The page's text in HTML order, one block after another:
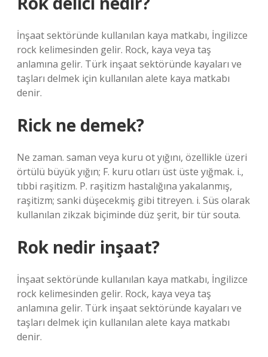
İnşaat sektöründe kullanılan kaya matkabı, İngilizce
rock kelimesinden gelir. Rock, kaya veya taş
anlamına gelir. Türk inşaat sektöründe kayaları ve
taşları delmek için kullanılan alete kaya matkabı
denir.
Rick ne demek?
Ne zaman. saman veya kuru ot yığını, özellikle üzeri
örtülü büyük yığın; F. kuru otları üst üste yığmak. i.,
tıbbi raşitizm. P. raşitizm hastalığına yakalanmış,
raşitizm; sanki düşecekmiş gibi titreyen. i. Süs olarak
kullanılan zikzak biçiminde düz şerit, bir tür souta.
Rok nedir inşaat?
İnşaat sektöründe kullanılan kaya matkabı, İngilizce
rock kelimesinden gelir. Rock, kaya veya taş
anlamına gelir. Türk inşaat sektöründe kayaları ve
taşları delmek için kullanılan alete kaya matkabı
denir.